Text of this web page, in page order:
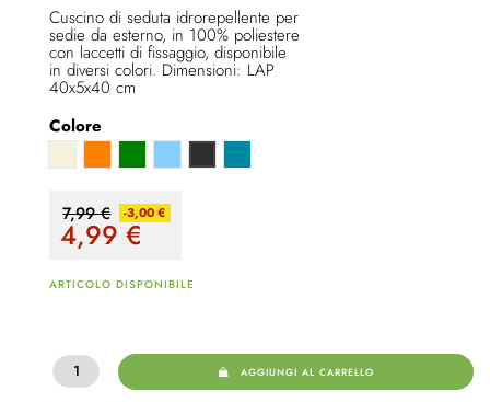
Cuscino di seduta idrorepellente per
sedie da esterno, in 100% poliestere
con laccetti di fissaggio, disponibile
in diversi colori. Dimensioni: LAP
40x5x40 cm
Colore
7,99 € -3,00 €
4,99€
ARTICOLO DISPONIBILE
AGGIUNGI AL CARRELLO